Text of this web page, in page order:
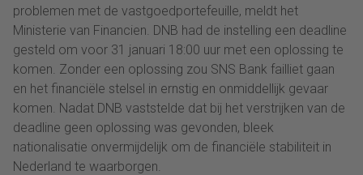
problemen met de vastgoedportefeuille, meldt het
Ministerie van Financien. DNB had de instelling een deadline
gesteld om voor 31 januari 18:00 uur met een oplossing te
komen. Zonder een oplossing zou SNS Bank failliet gaan
en het financiële stelsel in ernstig en onmiddellijk gevaar
komen. Nadat DNB vaststelde dat bij het verstrijken van de
deadline geen oplossing was gevonden, bleek
nationalisatie onvermijdelijk om de financiële stabiliteit in
Nederland te waarborgen.